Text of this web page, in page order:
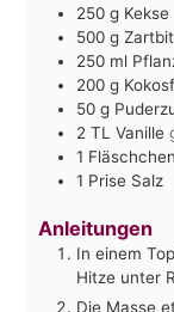
250 g Kekse
500 g
250 ml
200 g
50 g
2 TL Vanille
1
1 Prise Salz
Anleitungen
In einem
Hitze unter
Die Masse